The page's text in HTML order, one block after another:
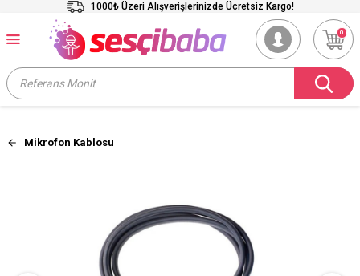
1000₺ Üzeri Alışverişlerinizde Ücretsiz Kargo!
0
Mikrofon Kablosu